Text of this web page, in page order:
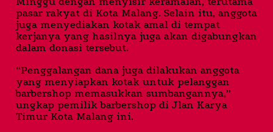
pasar rakyat di Kota Malang. Selain itu, anggota
juga menyediakan kotak amal di tempat
kerjanya yang hasilnya juga akan digabungkan
dalam donasi tersebut.
“Penggalangan dana juga dilakukan anggota
yang menyiapkan kotak untuk pelanggan
barbershop memasukkan sumbangannya,”
ungkap pemilik barbershop di Jlan Karya
Timur Kota Malang ini.